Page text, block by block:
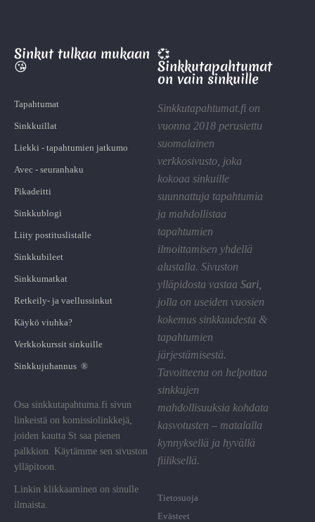
Sinkut tulkaa mukaan
😘
Tapahtumat
Sinkkuillat
Liekki - tapahtumien jatkumo
Avec - seuranhaku
Pikadeitti
Sinkkublogi
Liity postituslistalle
Sinkkubileet
Sinkkumatkat
Retkeily- ja vaellussinkut
Käykö viuhka?
Verkkokurssit sinkuille
Sinkkujuhannus ®
Osa sinkkutapahtuma.fi sivun
linkeistä on komissiolinkkejä,
joiden kautta St saa pienen
palkkion. Käytämme sen sivuston
ylläpitoon.
Linkin klikkaaminen on sinulle
ilmaista.
💞
Sinkkutapahtumat
on vain sinkuille
Sinkkutapahtumat.fi on
vuonna 2018 perustettu
suomalainen
verkkosivusto, joka
kokoaa sinkuille
suunnattuja tapahtumia
ja mahdollistaa
tapahtumien
ilmoittamisen yhdellä
alustalla. Sivuston
ylläpidosta vastaa Sari
jolla on useiden vuosien
kokemus sinkkuudesta &
tapahtumien
järjestämisestä.
Tavoitteena on helpottaa
sinkkujen
mahdollisuuksia kohdata
kasvotusten – matalalla
kynnyksellä ja hyvällä
fiiliksellä.
Tietosuoja
Evästeet